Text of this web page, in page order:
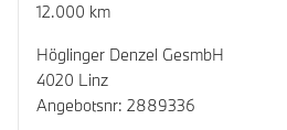
12.000 km
Höglinger Denzel GesmbH
4020 Linz
Angebotsnr: 2889336